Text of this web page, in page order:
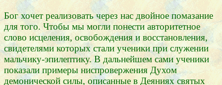
Бог хочет реализовать через нас двойное помазание
для того. Чтобы мы могли понести авторитетное
слово исцеления, освобождения и восстановления,
свидетелями которых стали ученики при служении
мальчику-эпилептику. В дальнейшем сами ученики
показали примеры ниспровержения Духом
демонической силы, описанные в Деяниях святых